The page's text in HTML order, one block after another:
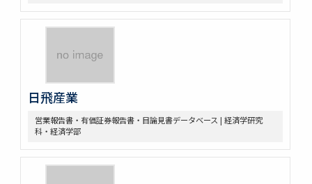
日飛産業
営業報告書・有価証券報告書・目論見書データベース | 経済学研究
科・経済学部